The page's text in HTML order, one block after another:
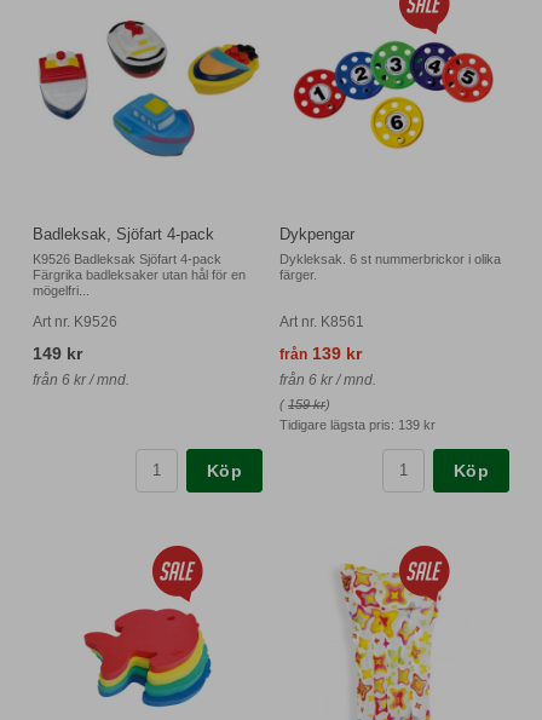
Badleksak, Sjöfart 4-pack
K9526 Badleksak Sjöfart 4-pack
Färgrika badleksaker utan hål för en
mögelfri...
Art nr. K9526
149 kr
från 6 kr / mnd.
Köp
Dykpengar
Dykleksak. 6 st nummerbrickor i olika
färger.
Art nr. K8561
från 139 kr
från 6 kr / mnd.
( 159 kr)
Tidigare lägsta pris: 139 kr
Köp